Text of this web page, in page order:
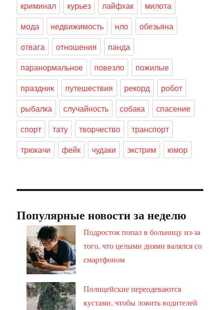
криминал курьез лайфхак
милота
мода
недвижимость нло
обезьяна
отвага
отношения
панда
паранормальное
повезло
пожилые
праздник
путешествия рекорд
робот
рыбалка
случайность собака
спасение
спорт
тату творчество
транспорт
трюкачи
фейк чудаки экстрим юмор
Популярные новости за неделю
Подросток попал в больницу из-за
того, что целыми днями валялся со
смартфоном
Полицейские переодеваются
кустами, чтобы ловить водителей